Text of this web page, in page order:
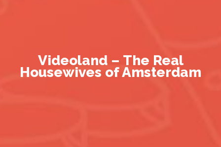
Videoland – The Real
Housewives of Amsterdam